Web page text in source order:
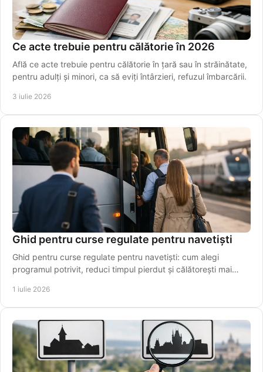
Ce acte trebuie pentru călătorie în 2026
Află ce acte trebuie pentru călătorie în țară sau în străinătate,
pentru adulți și minori, ca să eviți întârzieri, refuzul îmbarcării.
3 iulie 2026
Ghid pentru curse regulate pentru navetiști
Ghid pentru curse regulate pentru navetiști: cum alegi
programul potrivit, reduci timpul pierdut și călătorești mai
1 iulie 2026